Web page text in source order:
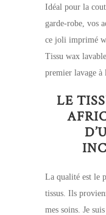
Idéal pour la
garde-robe, vos
ce joli imprimé
Tissu wax
premier lavage à
LE
La qualité est le
tissus. Ils
mes soins. Je